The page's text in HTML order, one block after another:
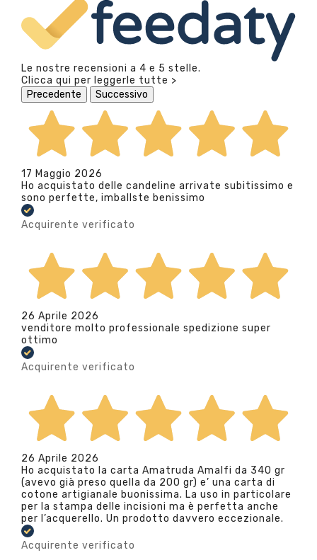
Le nostre recensioni a 4 e 5 stelle.
Clicca qui per leggerle tutte >
Precedente
Successivo
17 Maggio 2026
Ho acquistato delle candeline arrivate subitissimo e
sono perfette, imballste benissimo
Acquirente verificato
26 Aprile 2026
venditore molto professionale spedizione super
ottimo
Acquirente verificato
26 Aprile 2026
Ho acquistato la carta Amatruda Amalfi da 340 gr
(avevo già preso quella da 200 gr) e’ una carta di
cotone artigianale buonissima. La uso in particolare
per la stampa delle incisioni ma è perfetta anche
per l’acquerello. Un prodotto davvero eccezionale.
Acquirente verificato